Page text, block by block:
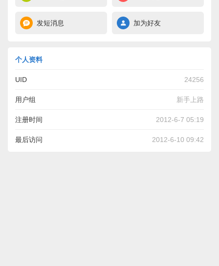
发短消息 加为好友
个人资料
UID 24256
用户组 新手上路
注册时间 2012-6-7 05:19
最后访问 2012-6-10 09:42